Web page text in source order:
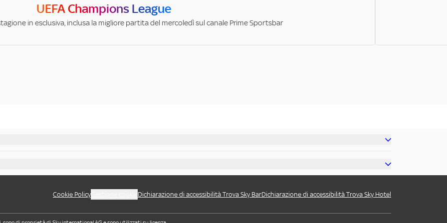
UEFA Champions League
in esclusiva, inclusa la migliore partita del mercoledì sul canale Prime Sportsbar
Cookie Policy Dichiarazione di accessibilità Trova Sky BarDichiarazione di accessibilità Trova Sky Hotel